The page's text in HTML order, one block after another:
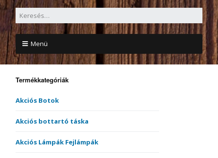
Menü
Termékkategóriák
Akciós Botok
Akciós bottartó táska
Akciós Lámpák Fejlámpák